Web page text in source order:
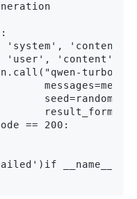
'system',
'content': '如
turbo",
== 200:
__name__ ==